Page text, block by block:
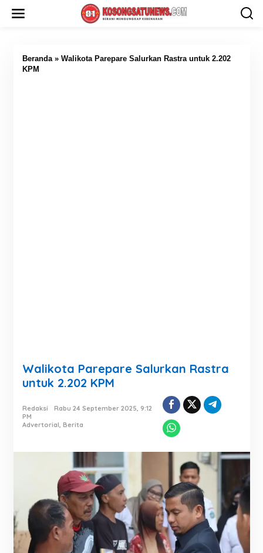
Beranda» Walikota Parepare Salurkan Rastra untuk 2.202
KPM
Walikota Parepare Salurkan Rastra
untuk 2.202 KPM
Redaksi
Rabu 24 September 2025, 9:12
PM
Advertorial, Berita